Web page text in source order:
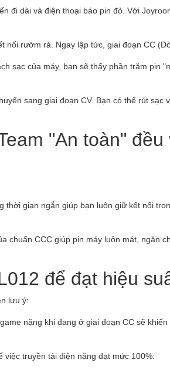
đi dài và điện thoại báo pin đỏ. Với
nối rườm rà. Ngay lập tức, giai đoạn CC
sạc của máy, bạn sẽ thấy phần trăm pin
sang giai đoạn CV. Bạn có thể rút sạc
"An toàn" đều
thời gian ngắn giúp bạn luôn giữ kết nối
chuẩn CCC giúp pin máy luôn mát, ngăn
để đạt hiệu
lưu ý:
nặng khi đang ở giai đoạn CC sẽ
truyền tải điện năng đạt mức 100%.